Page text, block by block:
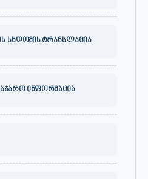
სხდომის ტრანსლაცია
ინფორმაცია